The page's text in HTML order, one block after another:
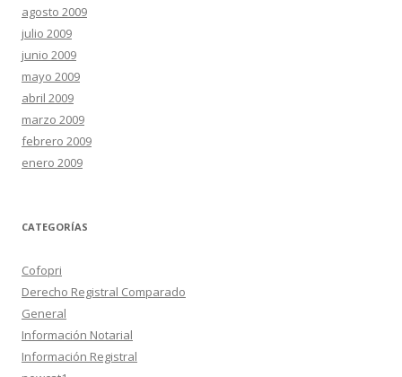
agosto 2009
julio 2009
junio 2009
mayo 2009
abril 2009
marzo 2009
febrero 2009
enero 2009
CATEGORÍAS
Cofopri
Derecho Registral Comparado
General
Información Notarial
Información Registral